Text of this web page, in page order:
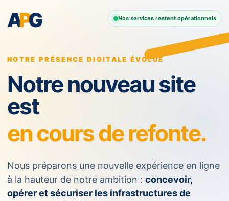
APG Nos services restent opérationnels
NOTRE PRÉSENCE DIGITALE ÉVOLUE
Notre nouveau site
est
en cours de refonte.
Nous préparons une nouvelle expérience en ligne
à la hauteur de notre ambition : concevoir,
opérer et sécuriser les infrastructures de